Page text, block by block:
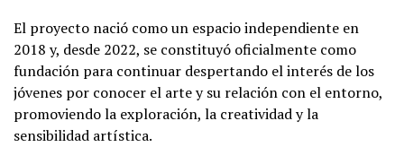
El proyecto nació como un espacio independiente en
2018 y, desde 2022, se constituyó oficialmente como
fundación para continuar despertando el interés de los
jóvenes por conocer el arte y su relación con el entorno,
promoviendo la exploración, la creatividad y la
sensibilidad artística.